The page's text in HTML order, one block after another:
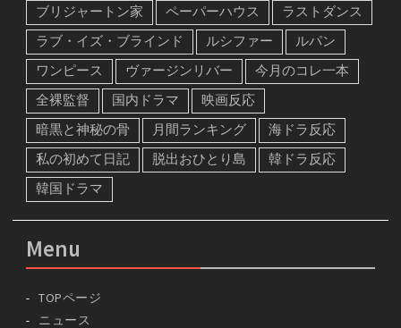
ブリジャートン家
ペーパーハウス
ラストダンス
ラブ・イズ・ブラインド
ルシファー
ルパン
ワンピース
ヴァージンリバー
今月のコレ一本
全裸監督
国内ドラマ
映画反応
暗黒と神秘の骨
月間ランキング
海ドラ反応
私の初めて日記
脱出おひとり島
韓ドラ反応
韓国ドラマ
Menu
TOPページ
ニュース